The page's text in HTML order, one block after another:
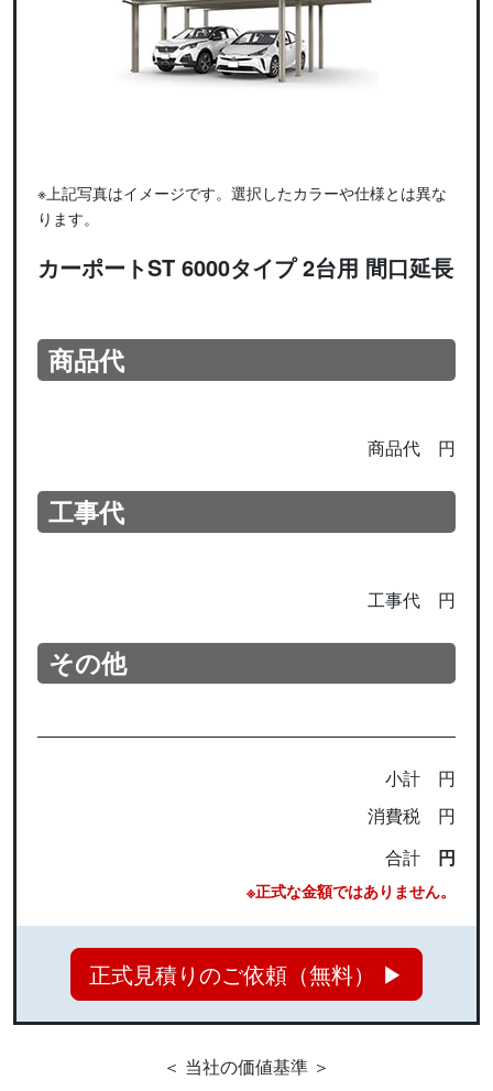
※上記写真はイメージです。選択したカラーや仕様とは異な
ります。
カーポートST 6000タイプ 2台用 間口延長
商品代
商品代 円
工事代
工事代 円
その他
小計 円
消費税 円
合計 円
※正式な金額ではありません。
正式見積りのご依頼（無料） ▶
＜ 当社の価値基準 ＞